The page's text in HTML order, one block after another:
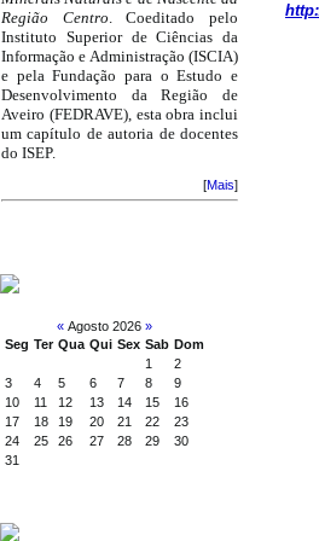
Região Centro. Coeditado pelo
Instituto Superior de Ciências da
Informação e Administração (ISCIA)
e pela Fundação para o Estudo e
Desenvolvimento da Região de
Aveiro (FEDRAVE), esta obra inclui
um capítulo de autoria de docentes
do ISEP.
[Mais]
« Agosto 2026 »
Seg Ter Qua Qui Sex Sab Dom
1
2
3
4 5 6 7 8
9
10
11 12 13 14 15
16
17
18 19 20 21 22
23
24
25 26 27 28 29
30
31